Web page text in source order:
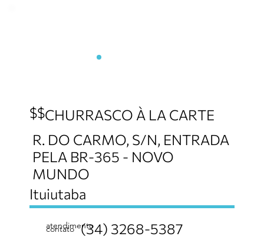
Ituiutaba
$$CHURRASCO À LA CARTE
R. DO CARMO, S/N, ENTRADA
PELA BR-365 - NOVO
MUNDO
(34) 3268-5387
contato
atendimento